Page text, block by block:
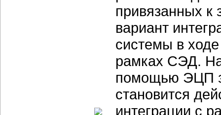
привязанных к
вариант
системы в
рамках СЭД.
помощью ЭЦП
становится
интеграции с